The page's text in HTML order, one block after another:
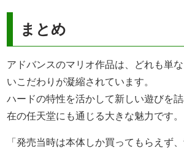
まとめ
アドバンスのマリオ作品は、どれも単
いこだわりが凝縮されています。
ハードの特性を活かして新しい遊びを
在の任天堂にも通じる大きな魅力です。
「発売当時は本体しか買ってもらえず